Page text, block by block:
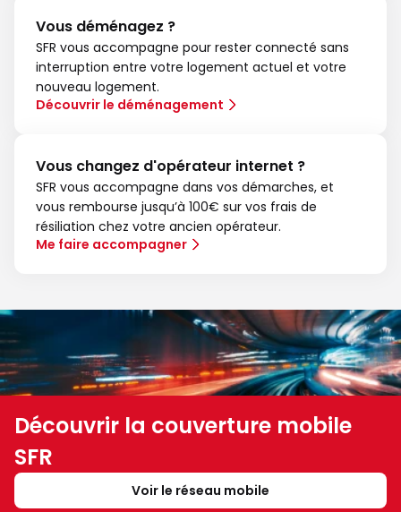
Vous déménagez ?
SFR vous accompagne pour rester connecté sans
interruption entre votre logement actuel et votre
nouveau logement.
Découvrir le déménagement
Vous changez d'opérateur internet ?
SFR vous accompagne dans vos démarches, et
vous rembourse jusqu’à 100€ sur vos frais de
résiliation chez votre ancien opérateur.
Me faire accompagner
Découvrir la couverture mobile
SFR
Voir le réseau mobile